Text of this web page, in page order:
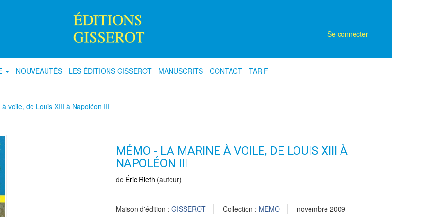
Se connecter
NOUVEAUTÉS LES ÉDITIONS GISSEROT MANUSCRITS CONTACT TARIF
voile, de Louis XIII à Napoléon III
MÉMO - LA MARINE À VOILE, DE LOUIS XIII À
NAPOLÉON III
de Éric Rieth (auteur)
Maison d'édition : GISSEROT Collection : MEMO novembre 2009